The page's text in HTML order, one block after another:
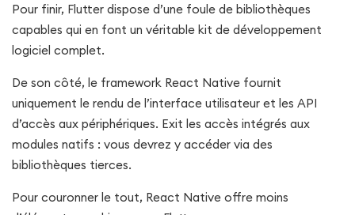
Pour finir, Flutter dispose d’une foule de bibliothèques
capables qui en font un véritable kit de développement
logiciel complet.
De son côté, le framework React Native fournit
uniquement le rendu de l’interface utilisateur et les API
d’accès aux périphériques. Exit les accès intégrés aux
modules natifs : vous devrez y accéder via des
bibliothèques tierces.
Pour couronner le tout, React Native offre moins